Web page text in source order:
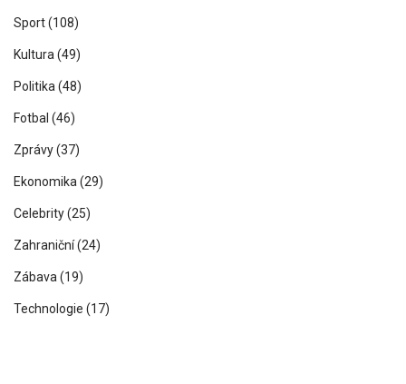
Sport(108)
Kultura(49)
Politika(48)
Fotbal (46)
Zprávy(37)
Ekonomika(29)
Celebrity(25)
Zahraniční(24)
Zábava(19)
Technologie (17)